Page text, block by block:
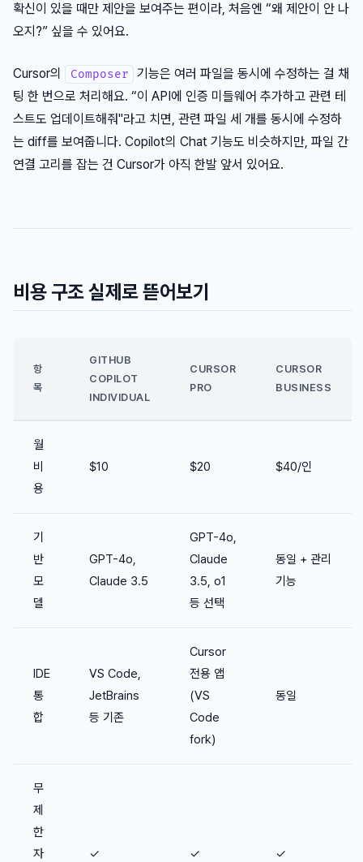
확신이 있을 때만 제안을 보여주는 편이라, 처음엔 “왜 제안이 안 나
오지?” 싶을 수 있어요.
Cursor의 Composer
기능은 여러 파일을 동시에 수정하는 걸 채
팅 한 번으로 처리해요. “이 API에 인증 미들웨어 추가하고 관련 테
스트도 업데이트해줘"라고 치면, 관련 파일 세 개를 동시에 수정하
는 diff를 보여줍니다. Copilot의 Chat 기능도 비슷하지만, 파일 간
연결 고리를 잡는 건 Cursor가 아직 한발 앞서 있어요.
비용 구조 실제로 뜯어보기
항
목
GITHUB
COPILOT
INDIVIDUAL
CURSOR
PRO
CURSOR
BUSINESS
월
비
용
$10 $20 $40/인
기
반
모
델
GPT-4o,
Claude 3.5
GPT-4o,
Claude
3.5, o1
등 선택
동일 + 관리
기능
IDE
통
합
VS Code,
JetBrains
등 기존
Cursor
전용 앱
(VS
Code
fork)
동일
무
제
한
자
✓ ✓ ✓